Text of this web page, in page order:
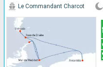
Le Commandant Charcot